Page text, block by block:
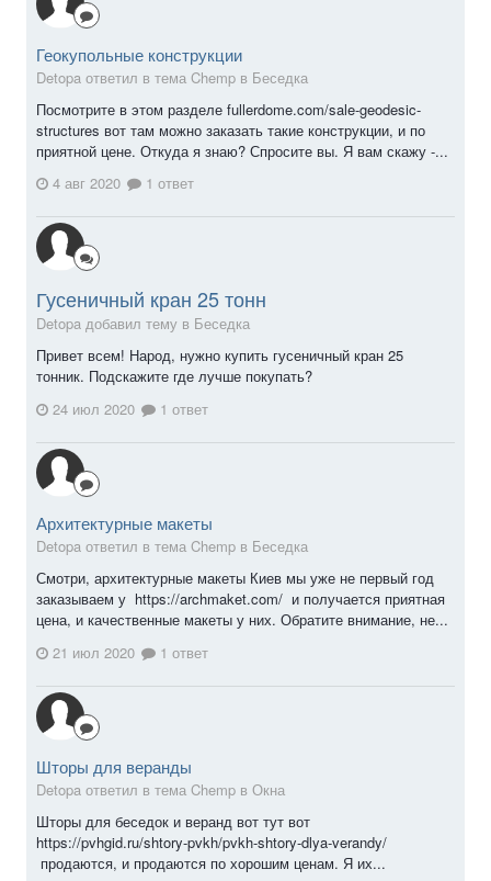
Геокупольные конструкции
Detopa ответил в тема Chemp в Беседка
Посмотрите в этом разделе fullerdome.com/sale-geodesic-
structures вот там можно заказать такие конструкции, и по
приятной цене. Откуда я знаю? Спросите вы. Я вам скажу -...
4 авг 2020
1 ответ
Гусеничный кран 25 тонн
Detopa добавил тему в Беседка
Привет всем! Народ, нужно купить гусеничный кран 25
тонник. Подскажите где лучше покупать?
24 июл 2020
1 ответ
Архитектурные макеты
Detopa ответил в тема Chemp в Беседка
Смотри, архитектурные макеты Киев мы уже не первый год
заказываем у https://archmaket.com/ и получается приятная
цена, и качественные макеты у них. Обратите внимание, не...
21 июл 2020
1 ответ
Шторы для веранды
Detopa ответил в тема Chemp в Окна
Шторы для беседок и веранд вот тут вот
https://pvhgid.ru/shtory-pvkh/pvkh-shtory-dlya-verandy/
продаются, и продаются по хорошим ценам. Я их...